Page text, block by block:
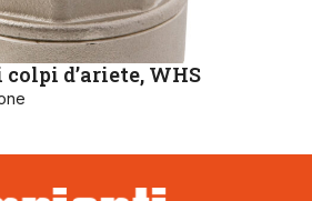
d’ariete, WHS